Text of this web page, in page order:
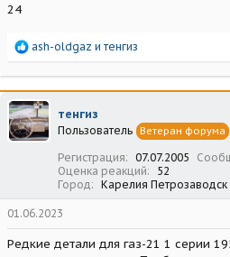
24
Р
а
к
ц
и
и
ash-oldgaz и тенгиз
тенгиз
Пользователь Ветеран форума
Регистрация 07.07.2005
Оценка реакций
52
Город
Карелия Петрозаводск
01.06.2023
Редкие детали для газ-21 1 серии